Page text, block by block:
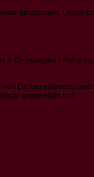
gespeichert. Dieser
Eingebettete Inhalte
Dritten einbetten
angemeldet bist.